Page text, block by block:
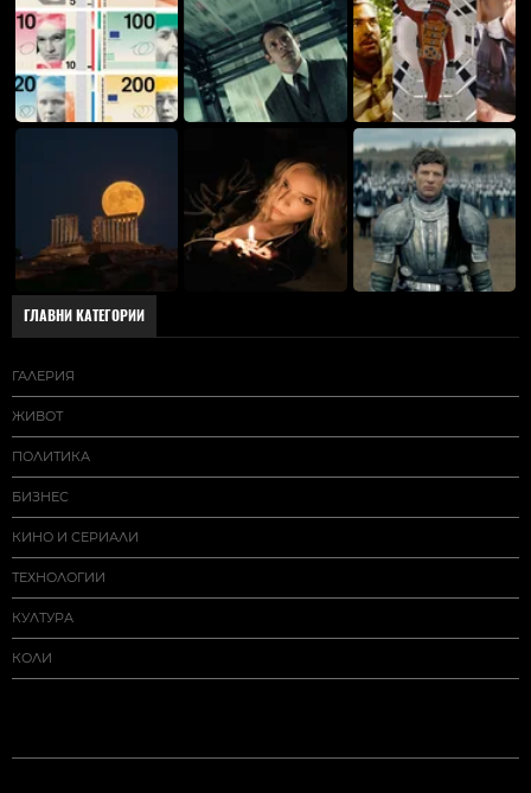
ГЛАВНИ КАТЕГОРИИ
ГАЛЕРИЯ
ЖИВОТ
ПОЛИТИКА
БИЗНЕС
КИНО И СЕРИАЛИ
ТЕХНОЛОГИИ
КУЛТУРА
КОЛИ